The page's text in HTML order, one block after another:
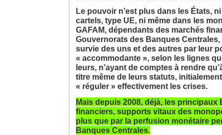
Le pouvoir n’est plus dans les États,
cartels, type UE, ni même dans les
GAFAM, dépendants des marchés
Gouvernorats des Banques
survie des uns et des autres par leur
« accommodante », selon les lignes
leurs, n’ayant de comptes à rendre
titre même de leurs statuts,
« réguler » effectivement les crises.
Mais depuis 2008, déjà, les principaux
financiers, supports vitaux des
plus que par la perfusion monétaire
Banques Centrales.